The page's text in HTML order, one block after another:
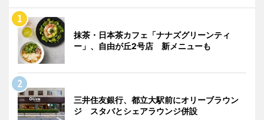
抹茶・日本茶カフェ「ナナズグリーンティ
ー」、自由が丘2号店 新メニューも
三井住友銀行、都立大駅前にオリーブラウン
ジ スタバとシェアラウンジ併設